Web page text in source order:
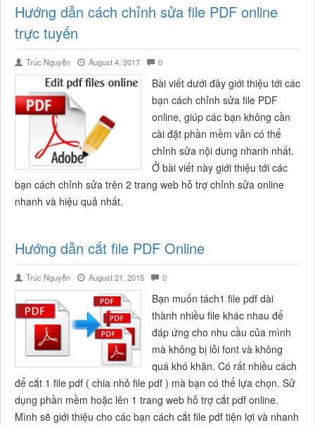
Hướng dẫn cách chỉnh sửa file PDF online
trực tuyến
Trúc Nguyễn August 4, 2017 0
Bài viết dưới đây giới thiệu tới các
bạn cách chỉnh sửa file PDF
online, giúp các bạn không cần
cài đặt phần mềm vẫn có thể
chỉnh sửa nội dung nhanh nhất.
Ở bài viết này giới thiệu tới các
bạn cách chỉnh sửa trên 2 trang web hỗ trợ chỉnh sửa online
nhanh và hiệu quả nhất.
Hướng dẫn cắt file PDF Online
Trúc Nguyễn August 21, 2015 0
Bạn muốn tách1 file pdf dài
thành nhiều file khác nhau để
đáp ứng cho nhu cầu của mình
mà không bị lỗi font và không
quá khó khăn. Có rất nhiều cách
để cắt 1 file pdf ( chia nhỏ file pdf ) mà bạn có thể lựa chọn. Sử
dụng phần mềm hoặc lên 1 trang web hỗ trợ cắt pdf online.
Mình sẽ giới thiệu cho các bạn cách cắt file pdf tiện lợi và nhanh